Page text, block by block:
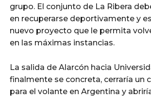
grupo. El conjunto de La Ribera
en recuperarse deportivamente y
nuevo proyecto que le permita
en las máximas instancias.
La salida de Alarcón hacia
finalmente se concreta, cerraría un
para el volante en Argentina y